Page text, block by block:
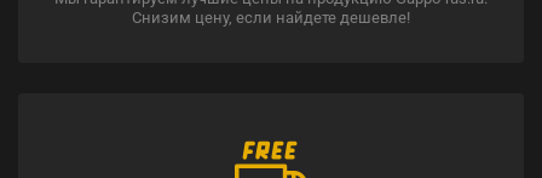
Снизим цену, если найдете дешевле!